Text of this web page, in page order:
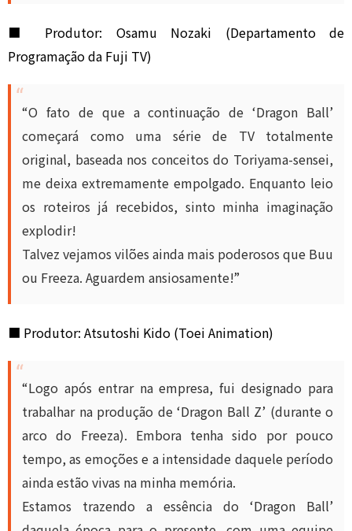
■ Produtor: Osamu Nozaki (Departamento de
Programação da Fuji TV)
“O fato de que a continuação de ‘Dragon Ball’
começará como uma série de TV totalmente
original, baseada nos conceitos do Toriyama-sensei,
me deixa extremamente empolgado. Enquanto leio
os roteiros já recebidos, sinto minha imaginação
explodir!
Talvez vejamos vilões ainda mais poderosos que Buu
ou Freeza. Aguardem ansiosamente!”
■ Produtor: Atsutoshi Kido (Toei Animation)
“Logo após entrar na empresa, fui designado para
trabalhar na produção de ‘Dragon Ball Z’ (durante o
arco do Freeza). Embora tenha sido por pouco
tempo, as emoções e a intensidade daquele período
ainda estão vivas na minha memória.
Estamos trazendo a essência do ‘Dragon Ball’